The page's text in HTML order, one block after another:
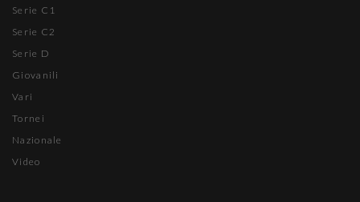
Serie C1
Serie C2
Serie D
Giovanili
Vari
Tornei
Nazionale
Video